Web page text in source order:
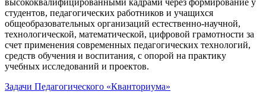
высококвалифицированными кадрами через формирование у
студентов, педагогических работников и учащихся
общеобразовательных организаций естественно-научной,
технологической, математической, цифровой грамотности за
счет применения современных педагогических технологий,
средств обучения и воспитания, с опорой на практику
учебных исследований и проектов.
Задачи Педагогического «Кванториума»